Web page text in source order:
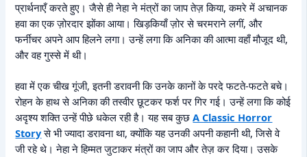
प्रार्थनाएँ करते हुए। जैसे ही नेहा ने मंत्रों का जाप तेज़ किया, कमरे में अचानक
हवा का एक ज़ोरदार झोंका आया। खिड़कियाँ ज़ोर से चरमराने लगीं, और
फर्नीचर अपने आप हिलने लगा। उन्हें लगा कि अनिका की आत्मा वहाँ मौजूद थी,
और वह गुस्से में थी।
हवा में एक चीख गूंजी, इतनी डरावनी कि उनके कानों के परदे फटते-फटते बचे।
रोहन के हाथ से अनिका की तस्वीर छूटकर फर्श पर गिर गई। उन्हें लगा कि कोई
अदृश्य शक्ति उन्हें पीछे धकेल रही है। यह सब कुछA Classic Horror
Storyसे भी ज्यादा डरावना था, क्योंकि यह उनकी अपनी कहानी थी, जिसे वे
जी रहे थे। नेहा ने हिम्मत जुटाकर मंत्रों का जाप और तेज़ कर दिया। उसके